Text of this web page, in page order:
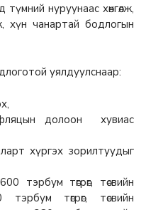
нуруунаас хөнгөлж,
хүн чанартай бодлогын
уялдуулснаар:
долоон хувиас
хүргэх зорилтуудыг
тэрбум төгрөг, төсвийн
төгрөг, төсвийн